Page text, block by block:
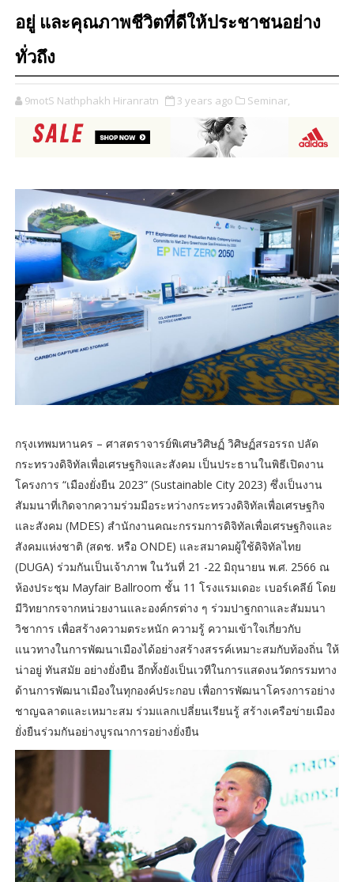
อยู่ และคุณภาพชีวิตที่ดีให้ประชาชนอย่าง
ทั่วถึง
9motS Nathphakh Hiranratn 3 years ago Seminar,
กรุงเทพมหานคร – ศาสตราจารย์พิเศษวิศิษฏ์ วิศิษฏ์สรอรรถ ปลัด
กระทรวงดิจิทัลเพื่อเศรษฐกิจและสังคม เป็นประธานในพิธีเปิดงาน
โครงการ “เมืองยั่งยืน 2023” (Sustainable City 2023) ซึ่งเป็นงาน
สัมมนาที่เกิดจากความร่วมมือระหว่างกระทรวงดิจิทัลเพื่อเศรษฐกิจ
และสังคม (MDES) สำนักงานคณะกรรมการดิจิทัลเพื่อเศรษฐกิจและ
สังคมแห่งชาติ (สดช. หรือ ONDE) และสมาคมผู้ใช้ดิจิทัลไทย
(DUGA) ร่วมกันเป็นเจ้าภาพ ในวันที่ 21 -22 มิถุนายน พ.ศ. 2566 ณ
ห้องประชุม Mayfair Ballroom ชั้น 11 โรงแรมเดอะ เบอร์เคลีย์ โดย
มีวิทยากรจากหน่วยงานและองค์กรต่าง ๆ ร่วมปาฐกถาและสัมมนา
วิชาการ เพื่อสร้างความตระหนัก ความรู้ ความเข้าใจเกี่ยวกับ
แนวทางในการพัฒนาเมืองได้อย่างสร้างสรรค์เหมาะสมกับท้องถิ่น ให้
น่าอยู่ ทันสมัย อย่างยั่งยืน อีกทั้งยังเป็นเวทีในการแสดงนวัตกรรมทาง
ด้านการพัฒนาเมืองในทุกองค์ประกอบ เพื่อการพัฒนาโครงการอย่าง
ชาญฉลาดและเหมาะสม ร่วมแลกเปลี่ยนเรียนรู้ สร้างเครือข่ายเมือง
ยั่งยืนร่วมกันอย่างบูรณาการอย่างยั่งยืน